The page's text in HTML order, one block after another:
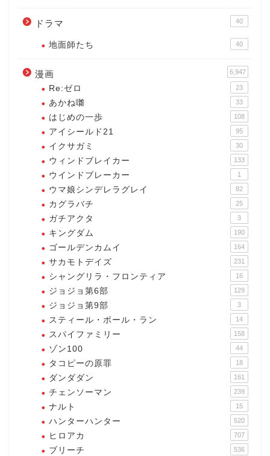
ドラマ 40
地面師たち 40
漫画 6,947
Re:ゼロ 23
あかね囃 33
はじめの一歩 108
アイシールド21 95
イクサガミ 30
ウィンドブレイカー 133
ウインドブレーカー 1
ウマ娘シンデレラグレイ 82
カグラバチ 25
ガチアクタ 3
キングダム 190
ゴールデンカムイ 164
サカモトデイズ 231
シャングリラ・フロンティア 16
ジョジョ第6部 129
ジョジョ第9部 3
スティール・ボール・ラン 14
スパイファミリー 158
ゾン100 44
タコピーの原罪 18
ダンダダン 161
チェンソーマン 239
ナルト 15
ハンターハンター 520
ヒロアカ 707
ブリーチ 536